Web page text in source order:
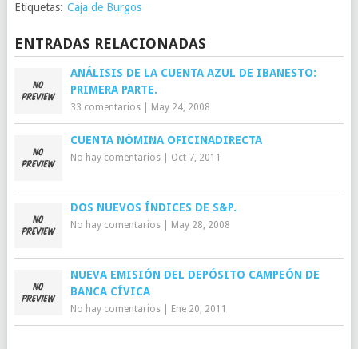
Etiquetas: Caja de Burgos
ENTRADAS RELACIONADAS
ANÁLISIS DE LA CUENTA AZUL DE IBANESTO:
PRIMERA PARTE.
33 comentarios| May 24, 2008
CUENTA NÓMINA OFICINADIRECTA
No hay comentarios| Oct 7, 2011
DOS NUEVOS ÍNDICES DE S&P.
No hay comentarios| May 28, 2008
NUEVA EMISIÓN DEL DEPÓSITO CAMPEÓN DE
BANCA CÍVICA
No hay comentarios| Ene 20, 2011